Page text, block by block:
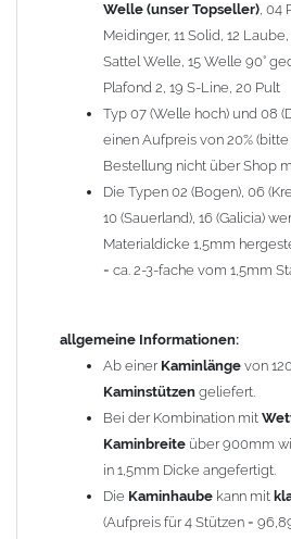
Nachnahme anbieten!
Lieferzeit: ca. 1-2 Wochen nach
Sonderanfertigung: Die Kaminhaube
angefertigt - keine Rücknahme
Zum Bild vergößern, bitte auf das
Welle (unser Topseller), 04
Meidinger, 11 Solid, 12
Sattel Welle, 15 Welle 90°
Plafond 2, 19 S-Line, 20 Pult
Typ 07 (Welle hoch) und 08
einen Aufpreis von 20%
Bestellung nicht über Shop
Die Typen 02 (Bogen), 06
10 (Sauerland), 16 (Galicia)
Materialdicke 1,5mm
= ca. 2-3-fache vom 1,5mm
allgemeine Informationen:
Ab einer Kaminlänge von
Kaminstützen geliefert.
Bei der Kombination mit
Kaminbreite über 900mm
in 1,5mm Dicke angefertigt.
Die Kaminhaube kann mit
(Aufpreis für 4 Stützen =